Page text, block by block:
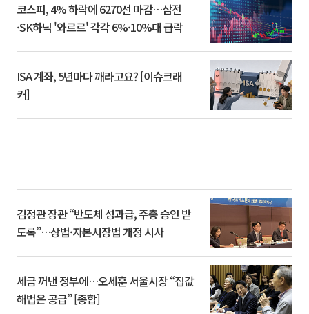
코스피, 4% 하락에 6270선 마감…삼전
·SK하닉 '와르르' 각각 6%·10%대 급락
ISA 계좌, 5년마다 깨라고요? [이슈크래
커]
김정관 장관 “반도체 성과급, 주총 승인 받
도록”…상법·자본시장법 개정 시사
세금 꺼낸 정부에…오세훈 서울시장 “집값
해법은 공급” [종합]